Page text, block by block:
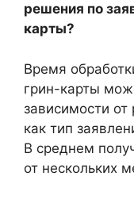
решения по
карты?
Время
грин-карты
зависимости
как тип
В среднем
от нескольких